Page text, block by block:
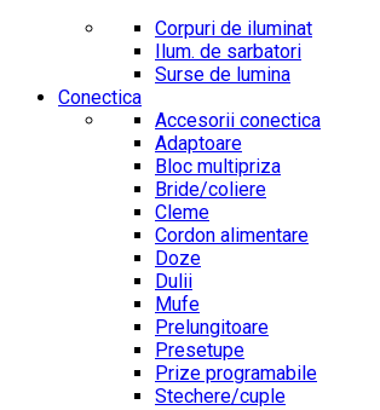
Corpuri de iluminat
Ilum. de sarbatori
Surse de lumina
Conectica
Accesorii conectica
Adaptoare
Bloc multipriza
Bride/coliere
Cleme
Cordon alimentare
Doze
Dulii
Mufe
Prelungitoare
Presetupe
Prize programabile
Stechere/cuple